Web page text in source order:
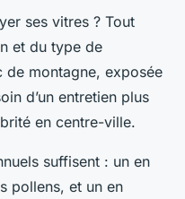
ses vitres ? Tout
et du type de
de montagne, exposée
d’un entretien plus
en centre-ville.
suffisent : un en
pollens, et un en